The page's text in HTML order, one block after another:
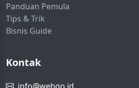
Panduan Pemula
Tips & Trik
Bisnis Guide
Kontak
info@webgo.id